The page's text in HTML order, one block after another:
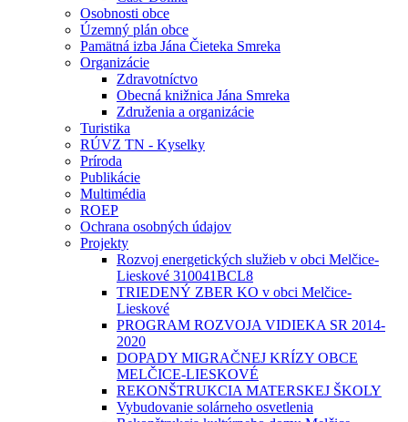
Osobnosti obce
Územný plán obce
Pamätná izba Jána Čieteka Smreka
Organizácie
Zdravotníctvo
Obecná knižnica Jána Smreka
Združenia a organizácie
Turistika
RÚVZ TN - Kyselky
Príroda
Publikácie
Multimédia
ROEP
Ochrana osobných údajov
Projekty
Rozvoj energetických služieb v obci Melčice-
Lieskové 310041BCL8
TRIEDENÝ ZBER KO v obci Melčice-
Lieskové
PROGRAM ROZVOJA VIDIEKA SR 2014-
2020
DOPADY MIGRAČNEJ KRÍZY OBCE
MELČICE-LIESKOVÉ
REKONŠTRUKCIA MATERSKEJ ŠKOLY
Vybudovanie solárneho osvetlenia